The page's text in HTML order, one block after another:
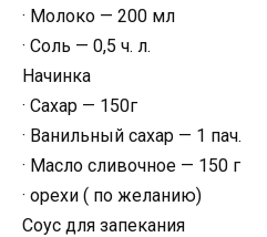
· Молокo — 200 мл
· Соль — 0,5 ч. л.
Начинка
· Сахар — 150г
· Ванильный сахар — 1 пач.
· Масло сливочное — 150 г
· орехи ( по желанию)
Соус для запекания